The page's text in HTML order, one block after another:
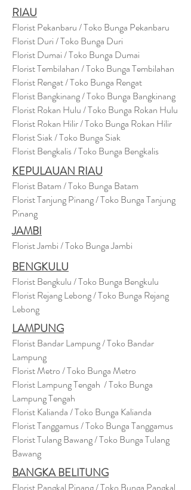
RIAU
Florist Pekanbaru / Toko Bunga Pekanbaru
Florist Duri / Toko Bunga Duri
Florist Dumai / Toko Bunga Dumai
Florist Tembilahan / Toko Bunga Tembilahan
Florist Rengat / Toko Bunga Rengat
Florist Bangkinang / Toko Bunga Bangkinang
Florist Rokan Hulu / Toko Bunga Rokan Hulu
Florist Rokan Hilir / Toko Bunga Rokan Hilir
Florist Siak / Toko Bunga Siak
Florist Bengkalis / Toko Bunga Bengkalis
KEPULAUAN RIAU
Florist Batam / Toko Bunga Batam
Florist Tanjung Pinang / Toko Bunga Tanjung
Pinang
JAMBI
Florist Jambi / Toko Bunga Jambi
BENGKULU
Florist Bengkulu / Toko Bunga Bengkulu
Florist Rejang Lebong / Toko Bunga Rejang
Lebong
LAMPUNG
Florist Bandar Lampung / Toko Bandar
Lampung
Florist Metro / Toko Bunga Metro
Florist Lampung Tengah / Toko Bunga
Lampung Tengah
Florist Kalianda / Toko Bunga Kalianda
Florist Tanggamus / Toko Bunga Tanggamus
Florist Tulang Bawang / Toko Bunga Tulang
Bawang
BANGKA BELITUNG